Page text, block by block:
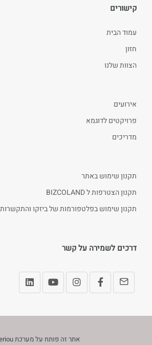
קישורים
עמוד הבית
חזון
הצוות שלנו
אירועים
פרויקטים לדוגמא
מדריכים
תקנון שימוש באתר
תקנון הצטרפות ל BIZCOLAND
תקנון שימוש בפלטפורמות של ביזקו
דרכים לשמירה על קשר
אתר זה פותח על מערכת